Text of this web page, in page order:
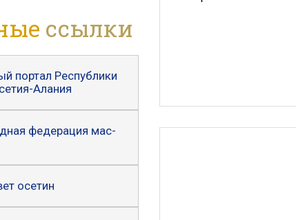
ссылки
портал Республики
Алания
федерация мас-
осетин